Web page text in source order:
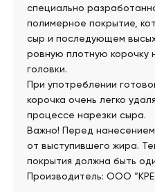
специально
полимерное покрытие,
сыр и последующем
ровную плотную корочку
головки.
При употреблении
корочка очень легко
процессе нарезки сыра.
Важно! Перед
от выступившего жира.
покрытия должна быть
Производитель: ООО